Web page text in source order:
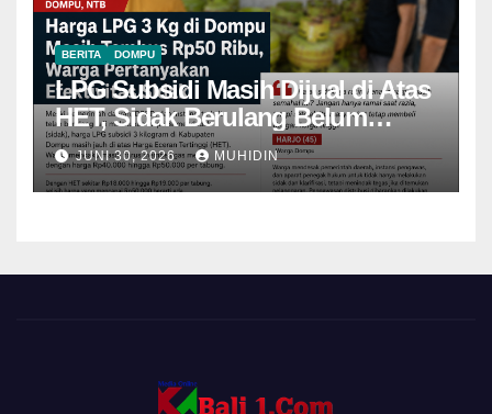
BERITA DOMPU
LPG Subsidi Masih Dijual di Atas
HET, Sidak Berulang Belum
Mampu Menekan Harga
JUNI 30, 2026 MUHIDIN